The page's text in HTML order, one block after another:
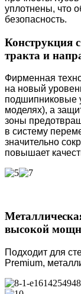
уплотнены, что
безопасность.
Конструкция
тракта и
Фирменная
на новый
подшипниковые
моделях), а
зоны
в систему
значительно
повышает
высокой
Подходит для
Premium,